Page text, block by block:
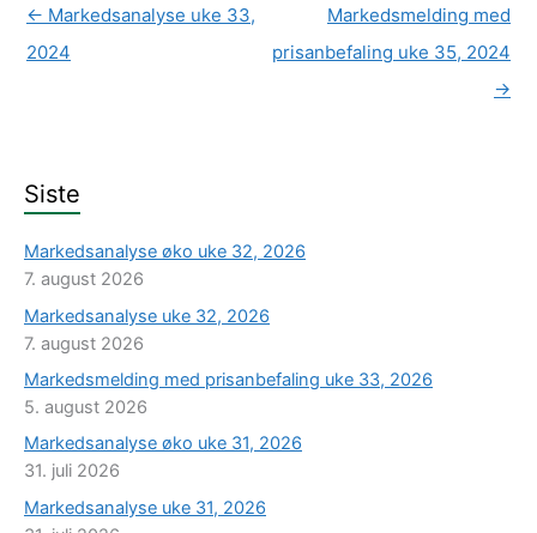
← Markedsanalyse uke 33,
2024
Markedsmelding med
prisanbefaling uke 35, 2024
→
Siste
Markedsanalyse øko uke 32, 2026
7. august 2026
Markedsanalyse uke 32, 2026
7. august 2026
Markedsmelding med prisanbefaling uke 33, 2026
5. august 2026
Markedsanalyse øko uke 31, 2026
31. juli 2026
Markedsanalyse uke 31, 2026